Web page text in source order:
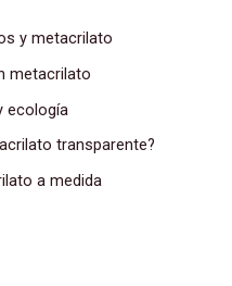
y metacrilato
metacrilato
ecología
transparente?
a medida